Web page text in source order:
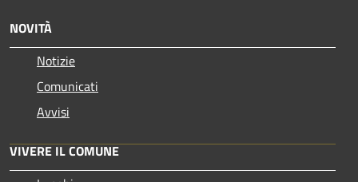
NOVITÀ
Notizie
Comunicati
Avvisi
VIVERE IL COMUNE